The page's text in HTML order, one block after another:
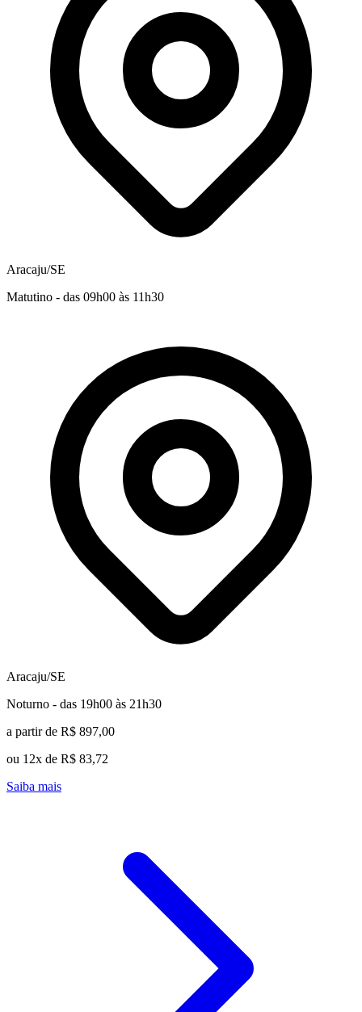
Aracaju/SE
Matutino - das 09h00 às 11h30
Aracaju/SE
Noturno - das 19h00 às 21h30
a partir de R$ 897,00
ou 12x de R$ 83,72
Saiba mais